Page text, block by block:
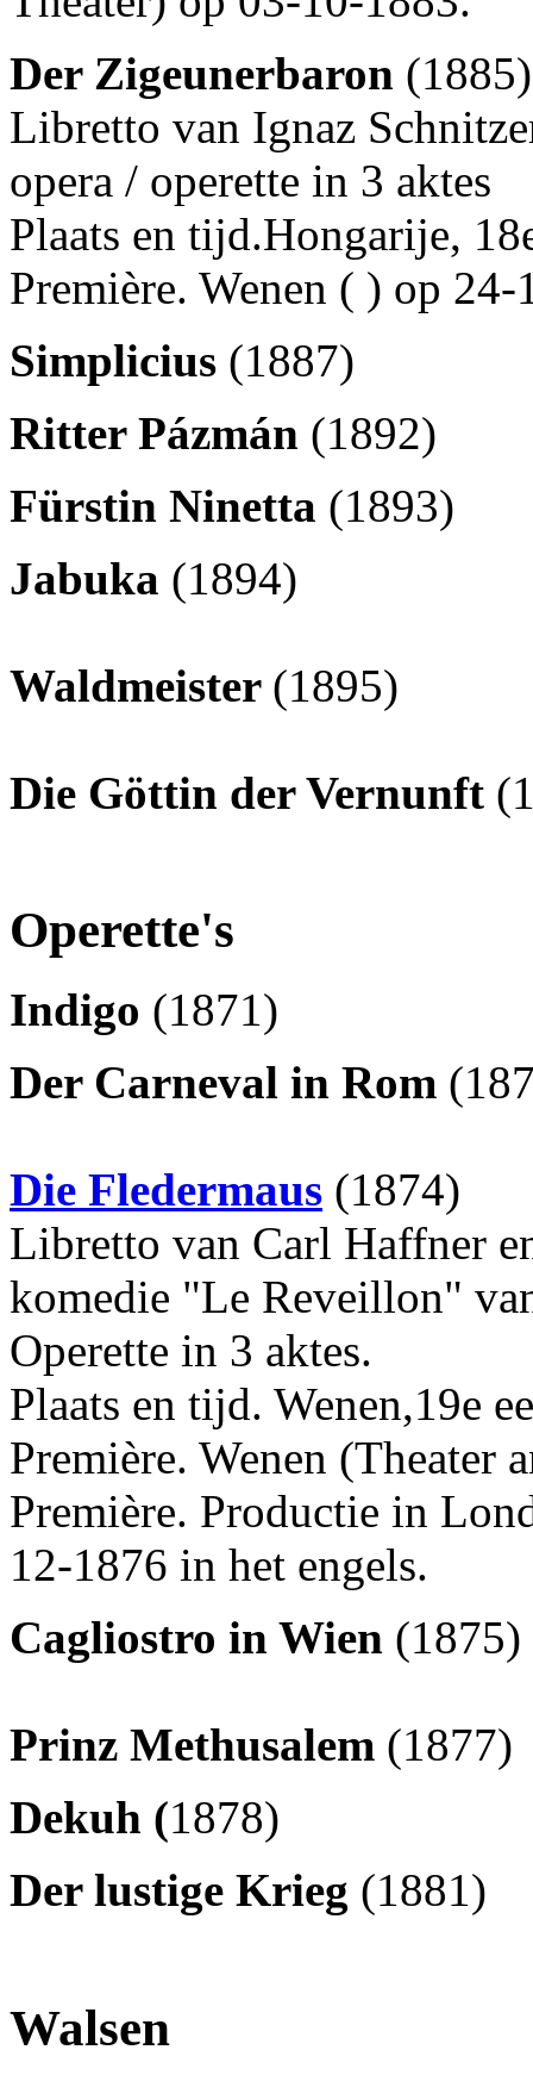
Der Zigeunerbaron (1885)
Libretto van Ignaz
opera / operette in 3 aktes
Plaats en tijd.Hongarije,
Première. Wenen ( ) op
Simplicius (1887)
Ritter Pázmán (1892)
Fürstin Ninetta (1893)
Jabuka (1894)
Waldmeister (1895)
Die Göttin der Vernunft
Operette's
Indigo (1871)
Der Carneval in Rom
Die Fledermaus (1874)
Libretto van Carl Haffner
komedie "Le Reveillon"
Operette in 3 aktes.
Plaats en tijd. Wenen,19e
Première. Wenen
Première. Productie in
12-1876 in het engels.
Cagliostro in Wien
Prinz Methusalem
Dekuh (1878)
Der lustige Krieg (1881)
Walsen